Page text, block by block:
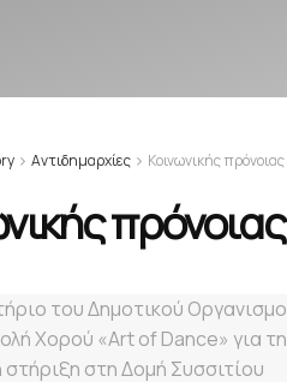
Αντιδημαρχίες Κοινωνικής πρόνοιας
πρόνοιας